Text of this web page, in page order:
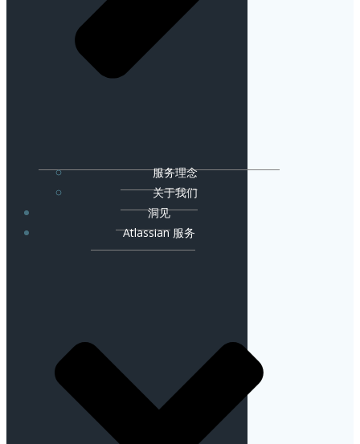
服务理念
关于我们
洞见
Atlassian 服务